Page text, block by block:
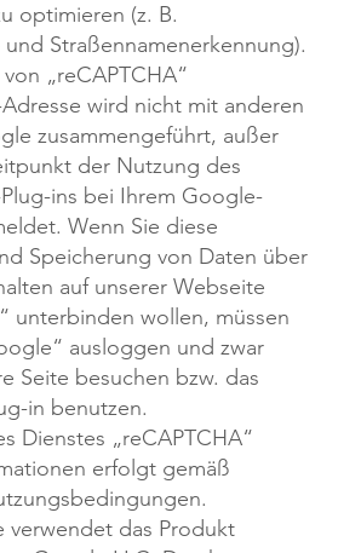
optimieren (z. B.
Straßennamenerkennung).​
„reCAPTCHA“
wird nicht mit anderen
zusammengeführt, außer
der Nutzung des
ins bei Ihrem Google-
Wenn Sie diese
Speicherung von Daten über
auf unserer Webseite
unterbinden wollen, müssen
ausloggen und zwar
Seite besuchen bzw. das
in benutzen.​
Dienstes „reCAPTCHA“
erfolgt gemäß
.
verwendet das Produkt